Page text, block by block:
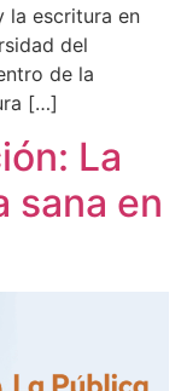
la escritura en
del
de la
[…]
La
sana en